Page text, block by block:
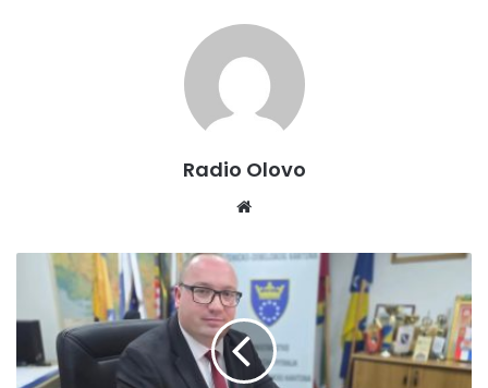
U diskusiji koja je uslijedila nakon prezentacije akcentirane
su specificnosti Olova gdje je posebno istaknuta
teritorijalna razuđenost i starosna struktura, karakteristike
spram kojih bi se formulisale i prilagodile inicijative i koraci
oblasti mentalnog zdravlja, koje se trenutno putem naših
socijalnih službi realizuje u Centru za mentalno zdravlje
Radio Olovo
te